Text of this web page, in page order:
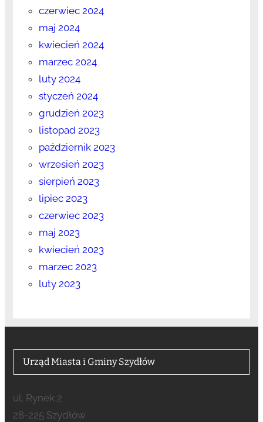
czerwiec 2024
maj 2024
kwiecień 2024
marzec 2024
luty 2024
styczeń 2024
grudzień 2023
listopad 2023
październik 2023
wrzesień 2023
sierpień 2023
lipiec 2023
czerwiec 2023
maj 2023
kwiecień 2023
marzec 2023
luty 2023
Urząd Miasta i Gminy Szydłów
ul. Rynek 2
28-225 Szydłów